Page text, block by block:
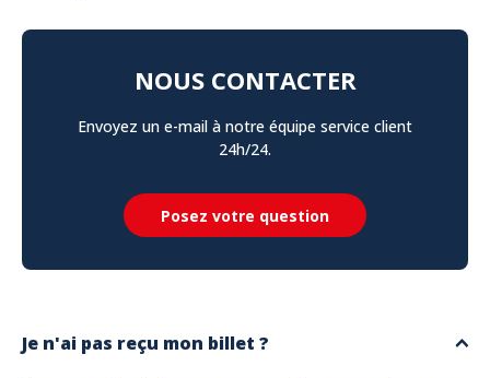
NOUS CONTACTER
Envoyez un e-mail à notre équipe service client
24h/24.
Posez votre question
Je n'ai pas reçu mon billet ?